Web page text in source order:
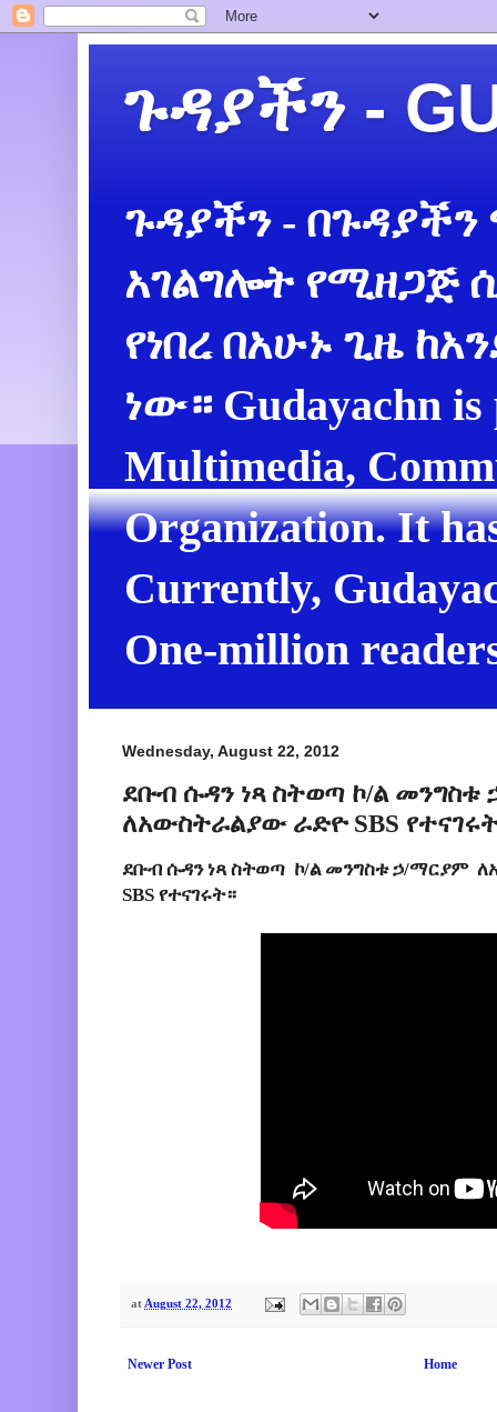
ጉዳያችን -
ጉዳያችን -
አገልግሎት የሚዘጋጅ
የነበረ በአሁኑ ጊዜ
ነው። Gudayachn is
Multimedia,
Organization. It
Currently,
One-million
Wednesday, August 22, 2012
ደቡብ ሱዳን ነጻ ስትወጣ ኮ/ል መንግስቱ
ለአውስትራልያው ራድዮ SBS
ደቡብ ሱዳን ነጻ ስትወጣ ኮ/ል መንግስቱ ኃ/ማርያም
SBS የተናገሩት።
at August 22, 2012
Newer Post Home